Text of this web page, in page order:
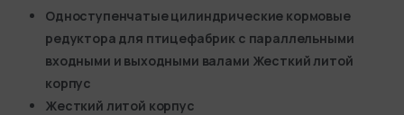
Одноступенчатые цилиндрические кормовые
редуктора для птицефабрик с параллельными
входными и выходными валами Жесткий литой
корпус
Жесткий литой корпус